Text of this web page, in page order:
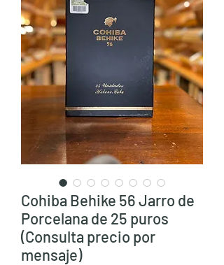
Cohiba Behike 56 Jarro de
Porcelana de 25 puros
(Consulta precio por
mensaje)